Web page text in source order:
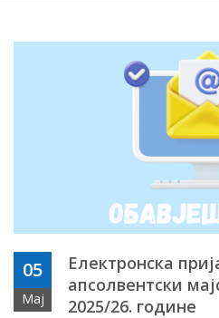
05
Мај
Електронска
апсолвентски
2025/26. године